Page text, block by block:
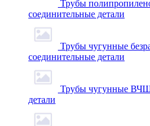
Трубы
соединительные детали
Трубы чугунные
соединительные детали
Трубы чугунные
детали